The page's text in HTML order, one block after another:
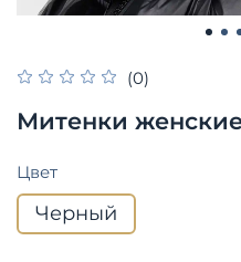
(0)
Митенки
Цвет
Черный